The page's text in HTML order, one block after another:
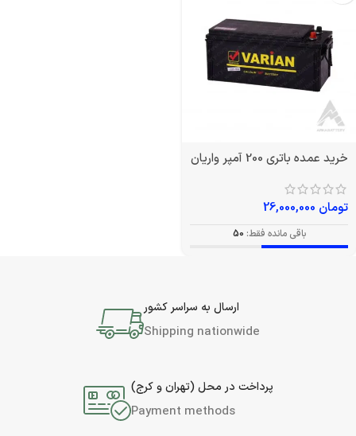
خرید عمده باتری 200 آمپر واریان
تومان
باقی مانده فقط: 50
ارسال به سراسر کشور
Shipping nationwide
پرداخت در محل (تهران و کرج)
Payment methods